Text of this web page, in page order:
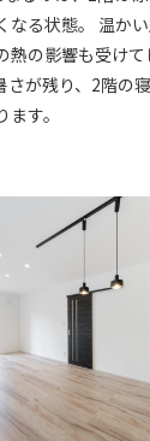
なる状態。 温か
熱の影響も受け
さが残り、2階の
す。